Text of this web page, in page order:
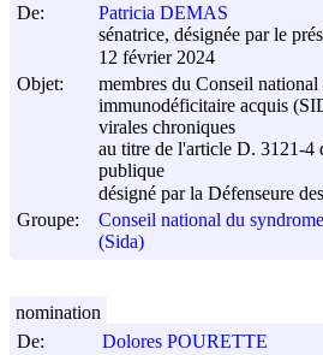
De:
Patricia DEMAS
sénatrice, désignée par le
12 février 2024
Objet:
membres du Conseil
immunodéficitaire acquis
virales chroniques
au titre de l'article D. 3121-4
publique
désigné par la Défenseure
Groupe:
Conseil national du
(Sida)
De:
Dolores POURETTE
nomination